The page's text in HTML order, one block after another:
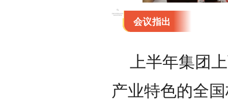
会议指出
上半年集团上
产业特色的全